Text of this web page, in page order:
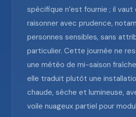
spécifique n’est fournie ; il vaut
raisonner avec prudence,
personnes sensibles, sans
particulier. Cette journée ne
une météo de mi-saison
elle traduit plutôt une
chaude, sèche et lumineuse,
voile nuageux partiel pour